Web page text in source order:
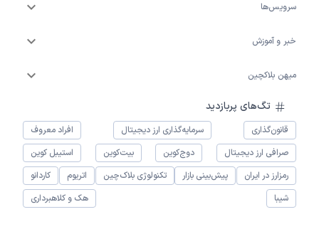
سرویس‌ها
خبر و آموزش
میهن بلاکچین
تگ‌های پربازدید
قانون‌گذاری سرمایه‌گذاری ارز دیجیتال
افراد معروف
صرافی ارز دیجیتال
دوج‌کوین بیت‌کوین
استیبل کوین
رمزارز در ایران
پیش‌بینی بازار تکنولوژی بلاک‌چین اتریوم
کاردانو
شیبا
هک و کلاهبرداری